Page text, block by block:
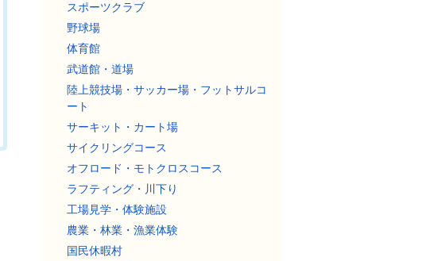
スポーツクラブ
野球場
体育館
武道館・道場
陸上競技場・サッカー場・フットサルコ
ート
サーキット・カート場
サイクリングコース
オフロード・モトクロスコース
ラフティング・川下り
工場見学・体験施設
農業・林業・漁業体験
国民休暇村